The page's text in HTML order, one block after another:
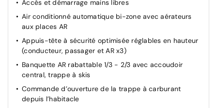
Accès et démarrage mains libres
Air conditionné automatique bi-zone avec aérateurs
aux places AR
Appuis-tête à sécurité optimisée réglables en hauteur
(conducteur, passager et AR x3)
Banquette AR rabattable 1/3 - 2/3 avec accoudoir
central, trappe à skis
Commande d’ouverture de la trappe à carburant
depuis l’habitacle